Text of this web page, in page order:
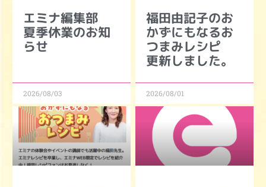
エミナ編集部
夏季休業のお知
らせ
2026/08/03
福田由記子のお
かずにもなるお
つまみレシピ
更新しました。
2026/08/01